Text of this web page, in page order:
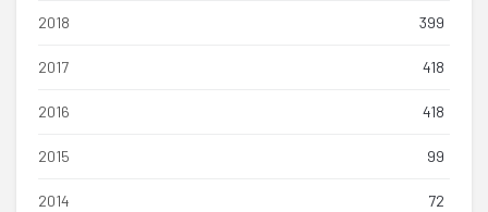
2018 399
2017 418
2016 418
2015 99
2014 72